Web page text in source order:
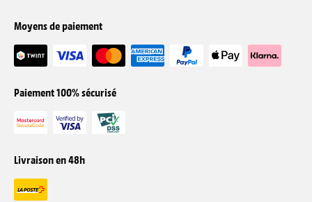
Moyens de paiement
Paiement 100% sécurisé
Livraison en 48h